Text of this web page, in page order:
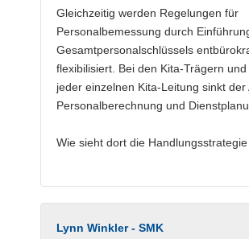
Gleichzeitig werden Regelungen für
Personalbemessung durch
Gesamtpersonalschlüssels
flexibilisiert. Bei den Kita-Trägern
jeder einzelnen Kita-Leitung sinkt der
Personalberechnung und
Wie sieht dort die
Lynn Winkler - SMK